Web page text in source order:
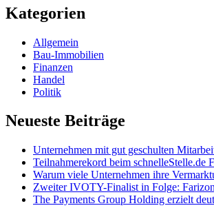
Kategorien
Allgemein
Bau-Immobilien
Finanzen
Handel
Politik
Neueste Beiträge
Unternehmen mit gut geschulten
Teilnahmerekord beim schnelleStelle.de
Warum viele Unternehmen ihre
Zweiter IVOTY-Finalist in Folge:
The Payments Group Holding erzielt